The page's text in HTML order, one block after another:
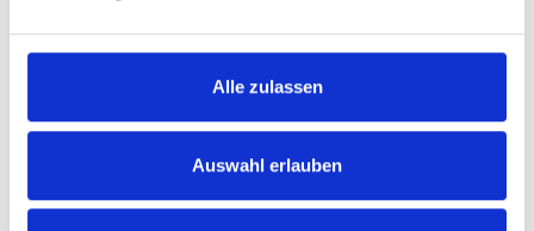
Alle zulassen
Auswahl erlauben
hat“, so Jochen C. Gutzeit, Geschäftsführer des
Fachverbands Aussenwerbung (FAW). Dass Jury Media
Bewerbungen um die PlakaDiva zu bewerten hatten,
habe den Austausch noch intensiver gemacht.
Gutzeit: „Das Verständnis für die Expertensicht des
jeweils anderen rundet die Entscheidungsfindung ideal